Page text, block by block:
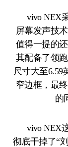
vivo NEX采
屏幕发声技
值得一提的
其配备了领
尺寸大至6.59
窄边框，最
的
vivo NEX这
彻底干掉了“